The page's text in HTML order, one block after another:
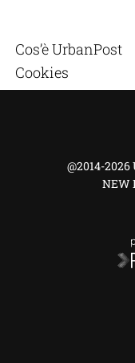
Cos’è UrbanPost
Cookies
@2014-
NEW